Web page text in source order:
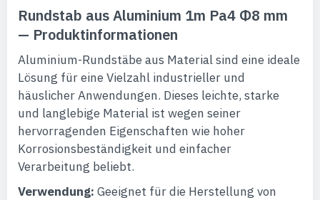
Rundstab aus Aluminium 1m Pa4 Φ8 mm
— Produktinformationen
Aluminium-Rundstäbe aus Material sind eine ideale
Lösung für eine Vielzahl industrieller und
häuslicher Anwendungen. Dieses leichte, starke
und langlebige Material ist wegen seiner
hervorragenden Eigenschaften wie hoher
Korrosionsbeständigkeit und einfacher
Verarbeitung beliebt.
Verwendung: Geeignet für die Herstellung von